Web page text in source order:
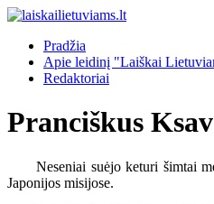
Pradžia
Apie leidinį "Laiškai
Redaktoriai
Pranciškus
Neseniai suėjo keturi šimtai
Japonijos misijose.